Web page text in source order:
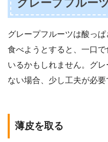
グレープフルー
グレープフルーツは酸っ
食べようとすると、一口
いるかもしれません。グ
ない場合、少し工夫が必要
薄皮を取る